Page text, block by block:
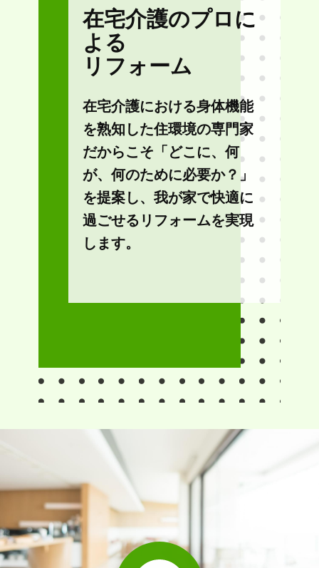
在宅介護のプロに
よる
リフォーム
在宅介護における身体機能
を熟知した住環境の専門家
だからこそ「どこに、何
が、何のために必要か？」
を提案し、我が家で快適に
過ごせるリフォームを実現
します。